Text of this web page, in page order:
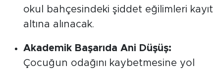
okul bahçesindeki şiddet eğilimleri kayıt
altına alınacak.
Akademik Başarıda Ani Düşüş:
Çocuğun odağını kaybetmesine yol